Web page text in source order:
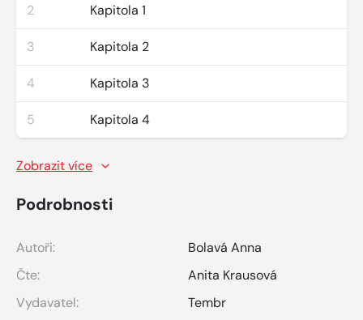
2 Kapitola 1
3 Kapitola 2
4 Kapitola 3
5 Kapitola 4
Zobrazit více
Podrobnosti
Autoři:
Bolavá Anna
Čte:
Anita Krausová
Vydavatel:
Tembr